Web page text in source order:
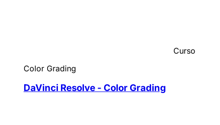
Curso
Color Grading
DaVinci Resolve - Color Grading